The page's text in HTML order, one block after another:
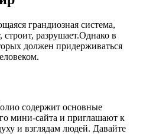
грандиозная система,
строит, разрушает.Однако в
должен придерживаться
содержит основные
мини-сайта и приглашают к
и взглядам людей. Давайте